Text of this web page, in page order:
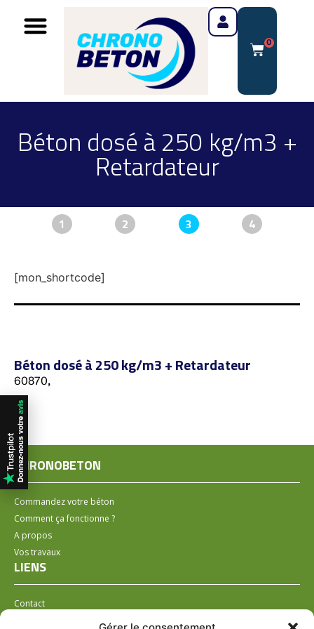
0
Béton dosé à 250 kg/m3 +
Retardateur
1 2 3 4
[mon_shortcode]
Béton dosé à 250 kg/m3 + Retardateur
60870,
CHRONOBETON
Commandez votre béton
Comment ça fonctionne ?
A propos
Vos travaux
LIENS
Contact